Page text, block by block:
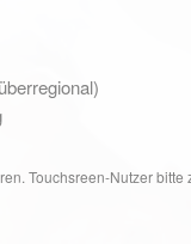
Touchsreen-Nutzer